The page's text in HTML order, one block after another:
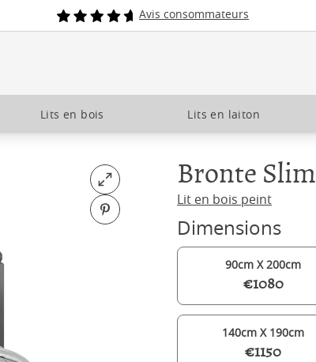
Avis consommateurs
Lits en bois Lits en laiton
Open fullscreen
Pin on Pinterest
Bronte Slim
Lit en bois peint
Dimensions
90cm X 200cm
€1080
140cm X 190cm
€1150